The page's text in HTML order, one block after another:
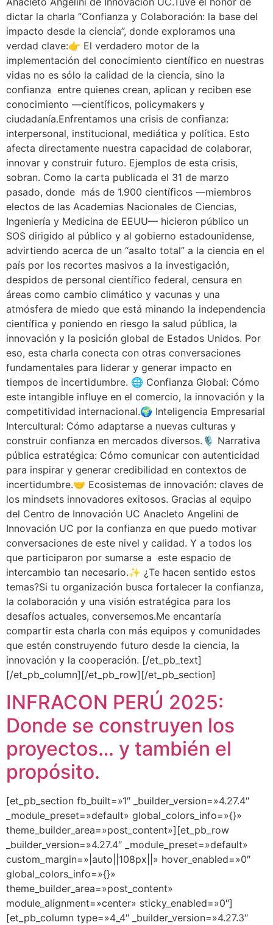
dictar la charla “Confianza y Colaboración: la base del
impacto desde la ciencia”, donde exploramos una
verdad clave:👉 El verdadero motor de la
implementación del conocimiento científico en nuestras
vidas no es sólo la calidad de la ciencia, sino la
confianza entre quienes crean, aplican y reciben ese
conocimiento —científicos, policymakers y
ciudadanía.Enfrentamos una crisis de confianza:
interpersonal, institucional, mediática y política. Esto
afecta directamente nuestra capacidad de colaborar,
innovar y construir futuro. Ejemplos de esta crisis,
sobran. Como la carta publicada el 31 de marzo
pasado, donde más de 1.900 científicos —miembros
electos de las Academias Nacionales de Ciencias,
Ingeniería y Medicina de EEUU— hicieron público un
SOS dirigido al público y al gobierno estadounidense,
advirtiendo acerca de un “asalto total” a la ciencia en el
país por los recortes masivos a la investigación,
despidos de personal científico federal, censura en
áreas como cambio climático y vacunas y una
atmósfera de miedo que está minando la independencia
científica y poniendo en riesgo la salud pública, la
innovación y la posición global de Estados Unidos. Por
eso, esta charla conecta con otras conversaciones
fundamentales para liderar y generar impacto en
tiempos de incertidumbre. 🌐 Confianza Global: Cómo
este intangible influye en el comercio, la innovación y la
competitividad internacional.🌍 Inteligencia Empresarial
Intercultural: Cómo adaptarse a nuevas culturas y
construir confianza en mercados diversos.🎙️ Narrativa
pública estratégica: Cómo comunicar con autenticidad
para inspirar y generar credibilidad en contextos de
incertidumbre.🤝 Ecosistemas de innovación: claves de
los mindsets innovadores exitosos. Gracias al equipo
del Centro de Innovación UC Anacleto Angelini de
Innovación UC por la confianza en que puedo motivar
conversaciones de este nivel y calidad. Y a todos los
que participaron por sumarse a este espacio de
intercambio tan necesario.✨ ¿Te hacen sentido estos
temas?Si tu organización busca fortalecer la confianza,
la colaboración y una visión estratégica para los
desafíos actuales, conversemos.Me encantaría
compartir esta charla con más equipos y comunidades
que estén construyendo futuro desde la ciencia, la
innovación y la cooperación. [/et_pb_text]
[/et_pb_column][/et_pb_row][/et_pb_section]
INFRACON PERÚ 2025:
Donde se construyen los
proyectos… y también el
propósito.
[et_pb_section fb_built=»1″ _builder_version=»4.27.4″
_module_preset=»default» global_colors_info=»{}»
theme_builder_area=»post_content»][et_pb_row
_builder_version=»4.27.4″ _module_preset=»default»
custom_margin=»|auto||108px||» hover_enabled=»0″
global_colors_info=»{}»
theme_builder_area=»post_content»
module_alignment=»center» sticky_enabled=»0″]
[et_pb_column type=»4_4″ _builder_version=»4.27.3″